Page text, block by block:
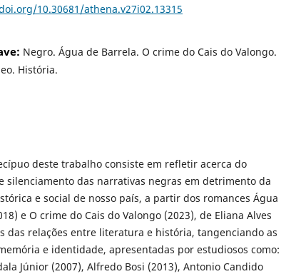
10.30681/athena.v27i02.13315
Negro. Água de Barrela. O crime do Cais do Valongo.
História.
deste trabalho consiste em refletir acerca do
silenciamento das narrativas negras em detrimento da
e social de nosso país, a partir dos romances Água
e O crime do Cais do Valongo (2023), de Eliana Alves
das relações entre literatura e história, tangenciando as
e identidade, apresentadas por estudiosos como:
Júnior (2007), Alfredo Bosi (2013), Antonio Candido